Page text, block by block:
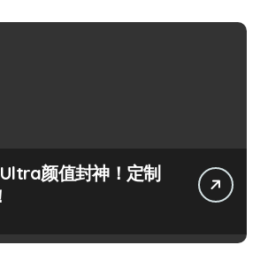
颜值封神！定制